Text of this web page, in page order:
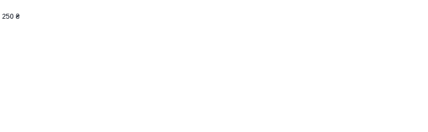
250 ₴